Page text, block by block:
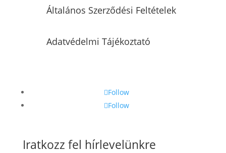
Általános Szerződési Feltételek
Adatvédelmi Tájékoztató
Follow
Follow
Iratkozz fel hírlevelünkre